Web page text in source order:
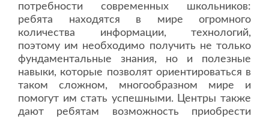
потребности современных школьников:
ребята находятся в мире огромного
количества информации, технологий,
поэтому им необходимо получить не только
фундаментальные знания, но и полезные
навыки, которые позволят ориентироваться в
таком сложном, многообразном мире и
помогут им стать успешными. Центры также
дают ребятам возможность приобрести